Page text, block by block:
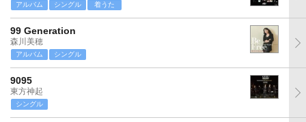
アルバム シングル 着うた
99 Generation
森川美穂
アルバム シングル
9095
東方神起
シングル